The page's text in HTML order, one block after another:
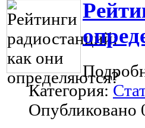
Категория:
Опубликовано